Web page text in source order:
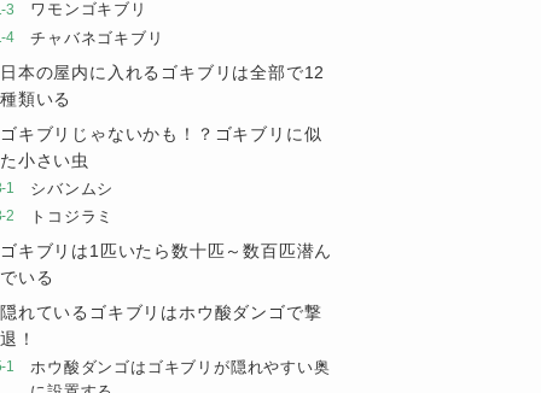
ワモンゴキブリ
チャバネゴキブリ
日本の屋内に入れるゴキブリは全部で12
種類いる
ゴキブリじゃないかも！？ゴキブリに似
た小さい虫
シバンムシ
トコジラミ
ゴキブリは1匹いたら数十匹～数百匹潜ん
でいる
隠れているゴキブリはホウ酸ダンゴで撃
退！
ホウ酸ダンゴはゴキブリが隠れやすい奥